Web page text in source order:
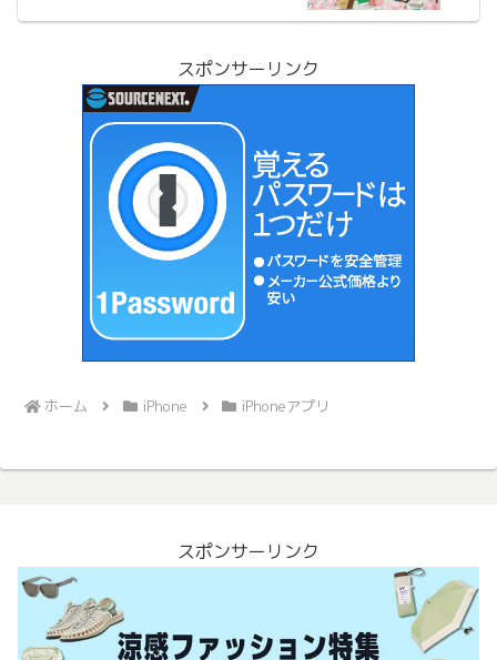
スポンサーリンク
ホーム iPhone iPhoneアプリ
スポンサーリンク